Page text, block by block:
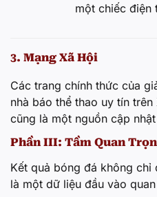
một chiếc điện
3. Mạng Xã Hội
Các trang chính thức của
nhà báo thể thao uy tín
cũng là một nguồn cập
Phần III: Tầm Quan
Kết quả bóng đá không chỉ
là một dữ liệu đầu vào